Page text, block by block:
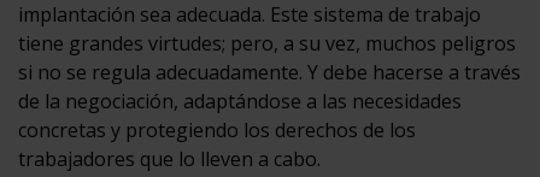
implantación sea adecuada. Este sistema de trabajo
tiene grandes virtudes; pero, a su vez, muchos peligros
si no se regula adecuadamente. Y debe hacerse a través
de la negociación, adaptándose a las necesidades
concretas y protegiendo los derechos de los
trabajadores que lo lleven a cabo.